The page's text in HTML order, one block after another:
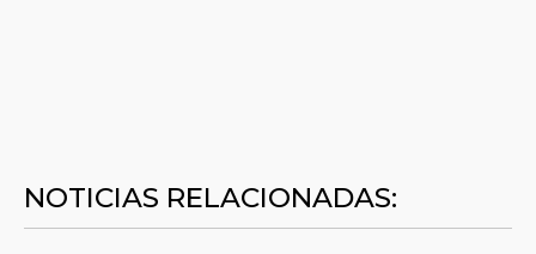
NOTICIAS RELACIONADAS: